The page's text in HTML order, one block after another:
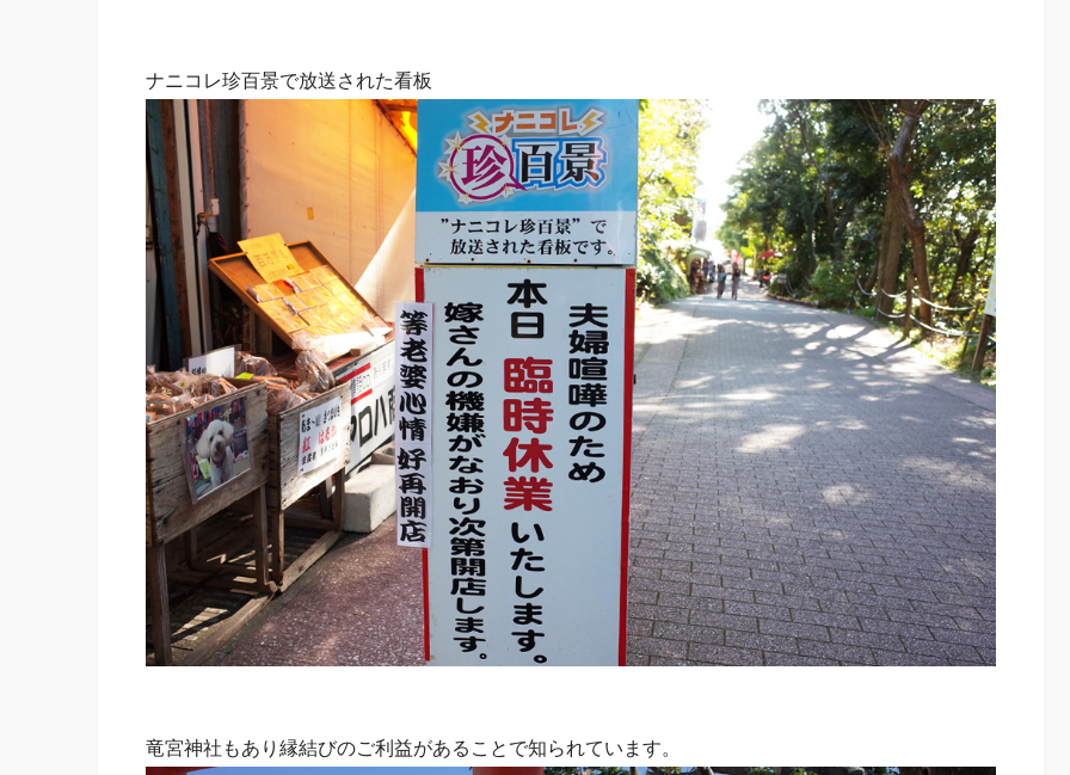
ナニコレ珍百景で放送された看板
竜宮神社もあり縁結びのご利益があることで知られています。